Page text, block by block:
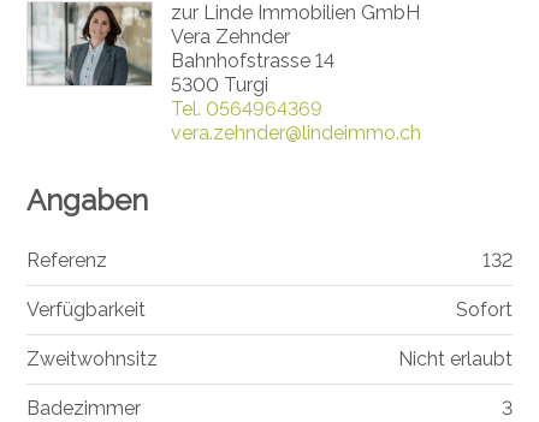
zur Linde Immobilien GmbH
Vera Zehnder
Bahnhofstrasse 14
5300 Turgi
Tel. 0564964369
vera.zehnder@lindeimmo.ch
Angaben
Referenz 132
Verfügbarkeit Sofort
Zweitwohnsitz Nicht erlaubt
Badezimmer 3